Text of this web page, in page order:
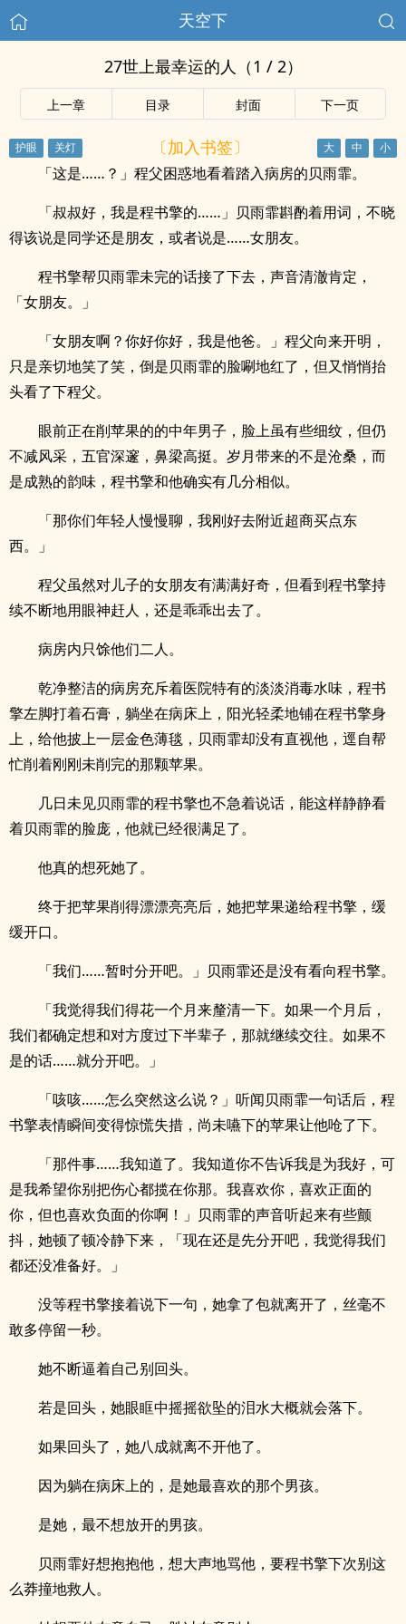
天空下
27世上最幸运的人（1 / 2）
上一章 目录 封面 下一页
〔加入书签〕
「这是……？」程父困惑地看着踏入病房的贝雨霏。
「叔叔好，我是程书擎的……」贝雨霏斟酌着用词，不晓
得该说是同学还是朋友，或者说是……女朋友。
程书擎帮贝雨霏未完的话接了下去，声音清澈肯定，
「女朋友。」
「女朋友啊？你好你好，我是他爸。」程父向来开明，
只是亲切地笑了笑，倒是贝雨霏的脸唰地红了，但又悄悄抬
头看了下程父。
眼前正在削苹果的的中年男子，脸上虽有些细纹，但仍
不减风采，五官深邃，鼻梁高挺。岁月带来的不是沧桑，而
是成熟的韵味，程书擎和他确实有几分相似。
「那你们年轻人慢慢聊，我刚好去附近超商买点东
西。」
程父虽然对儿子的女朋友有满满好奇，但看到程书擎持
续不断地用眼神赶人，还是乖乖出去了。
病房内只馀他们二人。
乾净整洁的病房充斥着医院特有的淡淡消毒水味，程书
擎左脚打着石膏，躺坐在病床上，阳光轻柔地铺在程书擎身
上，给他披上一层金色薄毯，贝雨霏却没有直视他，逕自帮
忙削着刚刚未削完的那颗苹果。
几日未见贝雨霏的程书擎也不急着说话，能这样静静看
着贝雨霏的脸庞，他就已经很满足了。
他真的想死她了。
终于把苹果削得漂漂亮亮后，她把苹果递给程书擎，缓
缓开口。
「我们……暂时分开吧。」贝雨霏还是没有看向程书擎。
「我觉得我们得花一个月来釐清一下。如果一个月后，
我们都确定想和对方度过下半辈子，那就继续交往。如果不
是的话……就分开吧。」
「咳咳……怎么突然这么说？」听闻贝雨霏一句话后，程
书擎表情瞬间变得惊慌失措，尚未嚥下的苹果让他呛了下。
「那件事……我知道了。我知道你不告诉我是为我好，可
是我希望你别把伤心都揽在你那。我喜欢你，喜欢正面的
你，但也喜欢负面的你啊！」贝雨霏的声音听起来有些颤
抖，她顿了顿冷静下来，「现在还是先分开吧，我觉得我们
都还没准备好。」
没等程书擎接着说下一句，她拿了包就离开了，丝毫不
敢多停留一秒。
她不断逼着自己别回头。
若是回头，她眼眶中摇摇欲坠的泪水大概就会落下。
如果回头了，她八成就离不开他了。
因为躺在病床上的，是她最喜欢的那个男孩。
是她，最不想放开的男孩。
贝雨霏好想抱抱他，想大声地骂他，要程书擎下次别这
么莽撞地救人。